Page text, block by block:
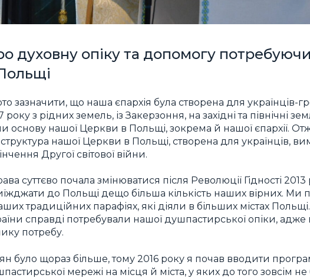
духовну опіку та допомогу
зазначити, що наша єпархія була створена для українців-
року з рідних земель, із Закерзоння, на західні та північні
основу нашої Церкви в Польщі, зокрема й нашої єпархії.
нашої Церкви в Польщі, створена для українців,
Другої світової війни.
суттєво почала змінюватися після Революції Гідності
до Польщі дещо більша кількість наших вірних. Ми
традиційних парафіях, які діяли в більших містах
справді потребували нашої душпастирської опіки,
потребу.
було щораз більше, тому 2016 року я почав вводити
мережі на місця й міста, у яких до того зовсім